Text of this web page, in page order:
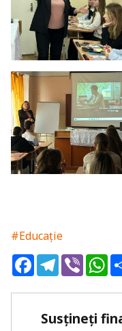
#Educație
FacebookTelegram
Viber
Susțineți